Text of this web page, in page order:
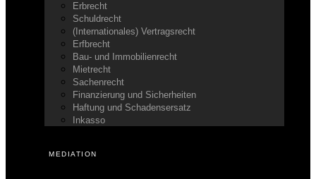
Erbrecht
Schuldrecht
(Internationales) Vertragsrecht
Erfbrecht
Bau- und Immobilienrecht
Mietrecht
Sachenrecht
Finanzierung und Sicherheiten
Haftung und Schadensersatz
Inkasso
MEDIATION